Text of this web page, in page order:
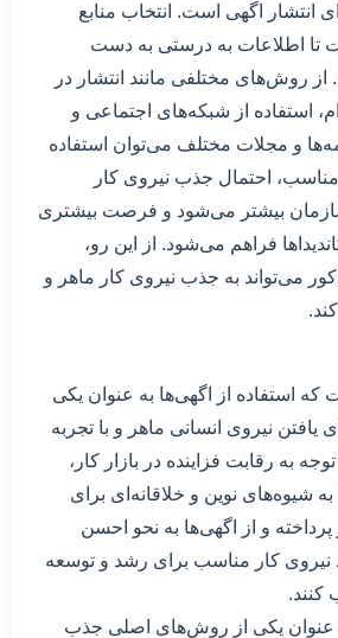
اگهی است. انتخاب منابع
تا اطلاعات به درستی به دست
روش‌های مختلفی مانند انتشار در
استفاده از شبکه‌های اجتماعی و
و مجلات مختلف می‌توان استفاده
احتمال جذب نیروی کار
بیشتر می‌شود و فرصت بیشتری
فراهم می‌شود. از این رو،
می‌تواند به جذب نیروی کار ماهر و
که استفاده از اگهی‌ها به عنوان یکی
یافتن نیروی انسانی ماهر و با تجربه
به رقابت فزاینده در بازار کار،
به شیوه‌های نوین و خلاقانه‌ای برای
و از اگهی‌ها به نحو احسن
نیروی کار مناسب برای رشد و توسعه
عنوان یکی از روش‌های اصلی جذب